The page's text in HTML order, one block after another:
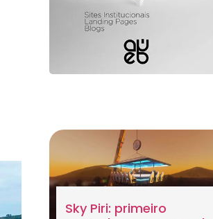
Sky Piri: primeiro